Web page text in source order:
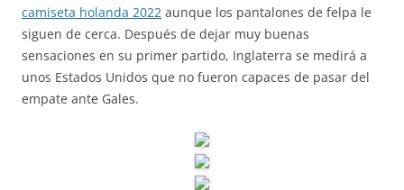
camiseta holanda 2022 aunque los pantalones de felpa le
siguen de cerca. Después de dejar muy buenas
sensaciones en su primer partido, Inglaterra se medirá a
unos Estados Unidos que no fueron capaces de pasar del
empate ante Gales.